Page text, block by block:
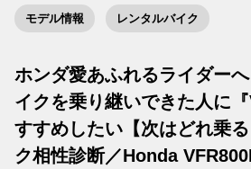
モデル情報 レンタルバイク
ホンダ愛あふれるライダー
イクを乗り継いできた人に
すすめしたい【次はどれ乗
ク相性診断／Honda